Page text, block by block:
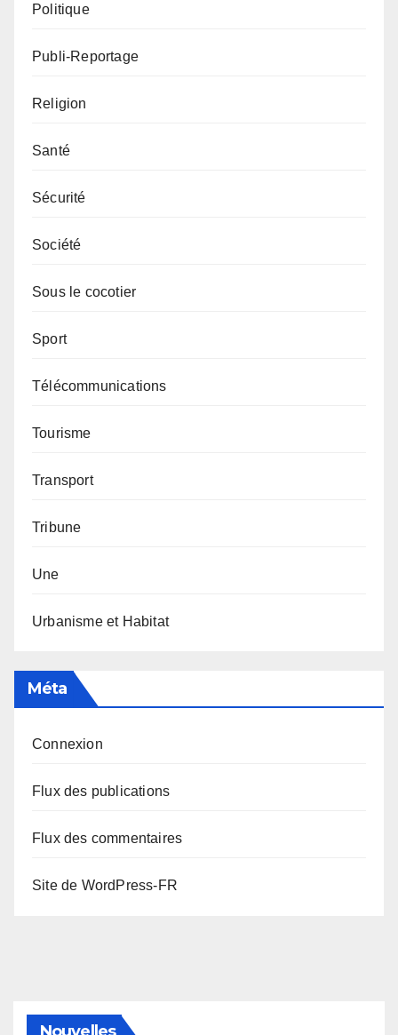
Politique
Publi-Reportage
Religion
Santé
Sécurité
Société
Sous le cocotier
Sport
Télécommunications
Tourisme
Transport
Tribune
Une
Urbanisme et Habitat
Méta
Connexion
Flux des publications
Flux des commentaires
Site de WordPress-FR